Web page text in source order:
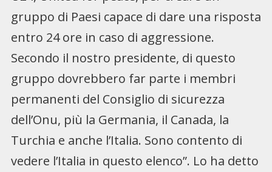
gruppo di Paesi capace di dare una risposta
entro 24 ore in caso di aggressione.
Secondo il nostro presidente, di questo
gruppo dovrebbero far parte i membri
permanenti del Consiglio di sicurezza
dell’Onu, più la Germania, il Canada, la
Turchia e anche l’Italia. Sono contento di
vedere l’Italia in questo elenco”. Lo ha detto